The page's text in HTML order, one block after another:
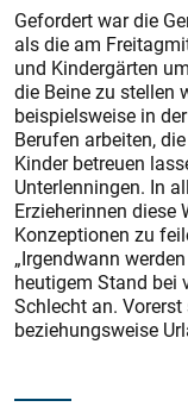
Gefordert war die
als die am
und Kindergärten
die Beine zu stellen
beispielsweise in
Berufen arbeiten,
Kinder betreuen
Unterlenningen. In
Erzieherinnen diese
Konzeptionen zu
„Irgendwann
heutigem Stand bei
Schlecht an.
beziehungsweise